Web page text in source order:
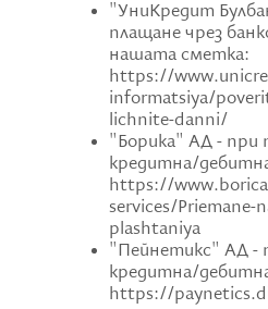
"УниКредит
плащане чрез
нашата сметка:
https://
informatsiya/
lichnite-danni/
"Борика" АД - при
кредитна/
https://
services/Priemane-
plashtaniya
"Пейнетикс" АД -
кредитна/
https://